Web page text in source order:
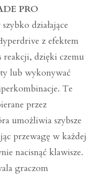
PRO
działające
z efektem
reakcji, dzięki czemu
lub wykonywać
Te
przez
umożliwia szybsze
przewagę w każdej
nacisnąć klawisze.
graczom